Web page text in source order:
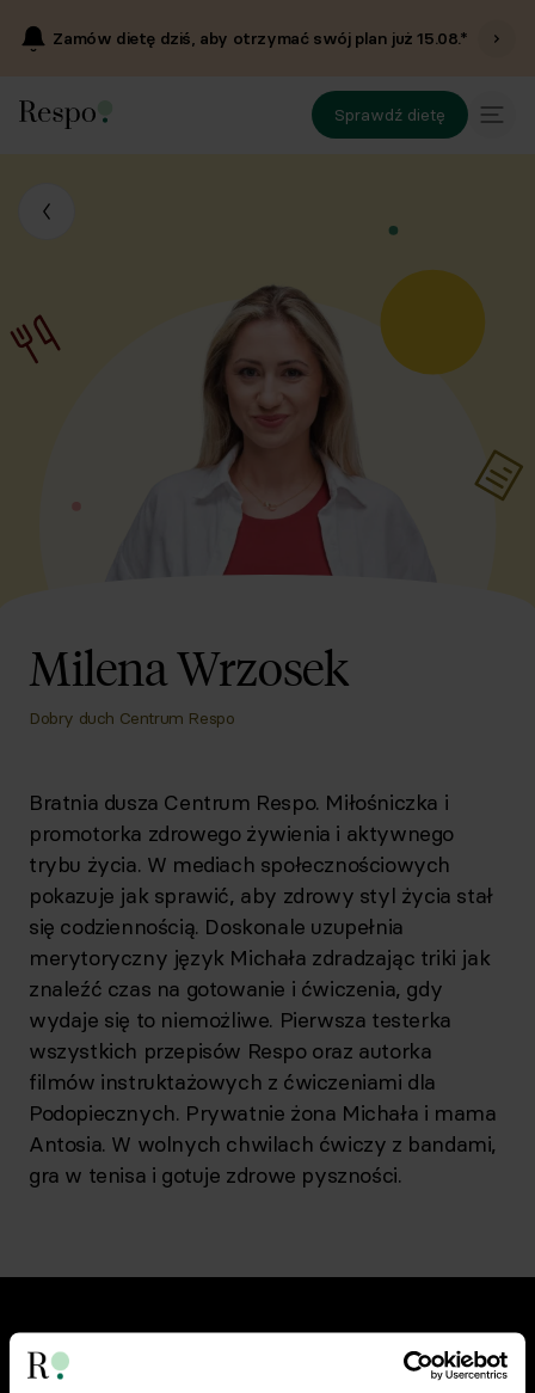
Zamów dietę dziś, aby otrzymać swój plan już15.08.*
Sprawdź dietę
Milena Wrzosek
Dobry duch Centrum Respo
Bratnia dusza Centrum Respo. Miłośniczka i
promotorka zdrowego żywienia i aktywnego
trybu życia. W mediach społecznościowych
pokazuje jak sprawić, aby zdrowy styl życia stał
się codziennością. Doskonale uzupełnia
merytoryczny język Michała zdradzając triki jak
znaleźć czas na gotowanie i ćwiczenia, gdy
wydaje się to niemożliwe. Pierwsza testerka
wszystkich przepisów Respo oraz autorka
filmów instruktażowych z ćwiczeniami dla
Podopiecznych. Prywatnie żona Michała i mama
Antosia. W wolnych chwilach ćwiczy z bandami,
gra w tenisa i gotuje zdrowe pyszności.